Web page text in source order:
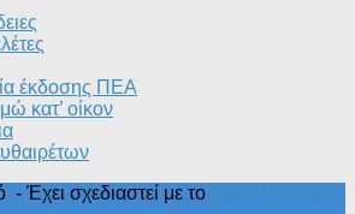
έκδοσης ΠΕΑ
κατ’ οίκoν
- Έχει σχεδιαστεί με το